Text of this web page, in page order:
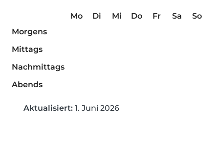
Mo Di Mi Do Fr Sa
So
Morgens
Mittags
Nachmittags
Abends
Aktualisiert: 1. Juni 2026